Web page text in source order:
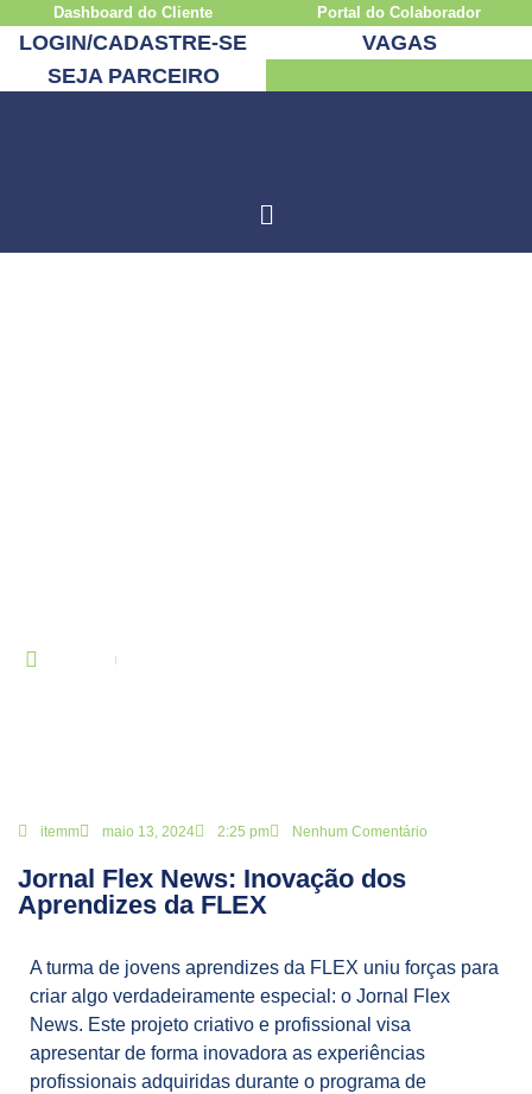
Dashboard do Cliente Portal do Colaborador
LOGIN/CADASTRE-SE
VAGAS
SEJA PARCEIRO
Jornal Flex News: Inovação dos Aprendizes da FLEX
itemm maio 13, 2024 2:25 pm Nenhum Comentário
Jornal Flex News: Inovação dos
Aprendizes da FLEX
A turma de jovens aprendizes da FLEX uniu forças para
criar algo verdadeiramente especial: o Jornal Flex
News. Este projeto criativo e profissional visa
apresentar de forma inovadora as experiências
profissionais adquiridas durante o programa de